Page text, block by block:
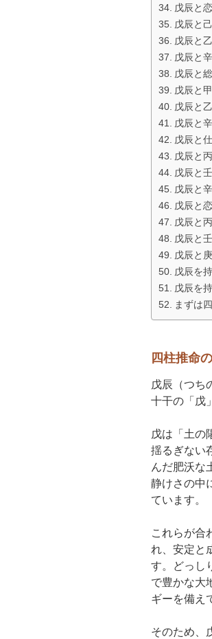
戊辰と
戊辰と
戊辰と
戊辰と
戊辰と
戊辰と
戊辰と
戊辰と
戊辰と
戊辰と
戊辰と
戊辰と
戊辰と
戊辰と
戊辰と
戊辰と
戊辰を
戊辰を
まずは
四柱推命
戊辰（つち
十干の「戊
戊は「土の
揺るぎない
んだ肥沃な
静けさの中
ています。
これらが合
れ、安定と
す。どっし
で豊かな大
ギーを備え
そのため、